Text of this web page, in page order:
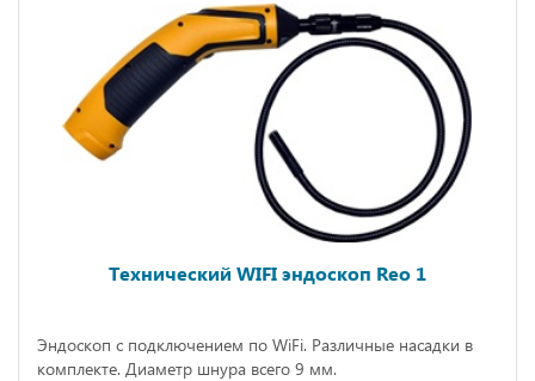
Технический WIFI эндоскоп Reo 1
Эндоскоп с подключением по WiFi. Различные насадки в
комплекте. Диаметр шнура всего 9 мм.